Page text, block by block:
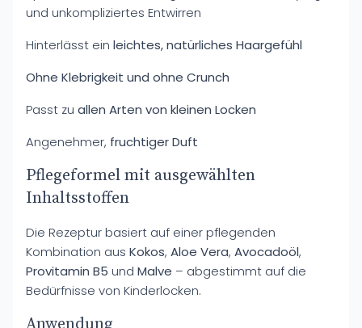
und unkompliziertes Entwirren
Hinterlässt ein leichtes, natürliches Haargefühl
Ohne Klebrigkeit und ohne Crunch
Passt zu allen Arten von kleinen Locken
Angenehmer, fruchtiger Duft
Pflegeformel mit ausgewählten
Inhaltsstoffen
Die Rezeptur basiert auf einer pflegenden
Kombination aus Kokos, Aloe Vera, Avocadoöl,
Provitamin B5 und Malve – abgestimmt auf die
Bedürfnisse von Kinderlocken.